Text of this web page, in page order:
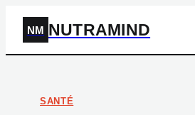
NM NUTRAMIND
SANTÉ